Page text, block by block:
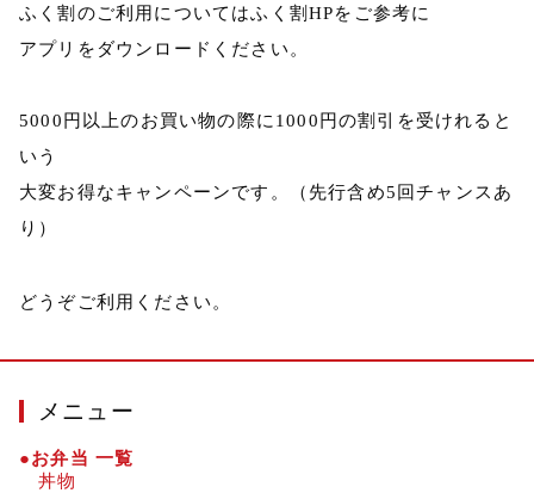
ふく割のご利用についてはふく割HPをご参考に
アプリをダウンロードください。
5000円以上のお買い物の際に1000円の割引を受けれると
いう
大変お得なキャンペーンです。（先行含め5回チャンスあ
り）
どうぞご利用ください。
メニュー
●お弁当 一覧
丼物